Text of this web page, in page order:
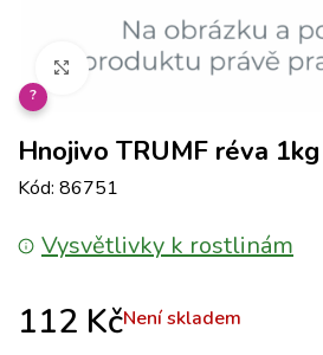
Klikněte pro zvětšení
?
Hnojivo TRUMF réva 1kg
Kód: 86751
Vysvětlivky k rostlinám
112 KčNení skladem